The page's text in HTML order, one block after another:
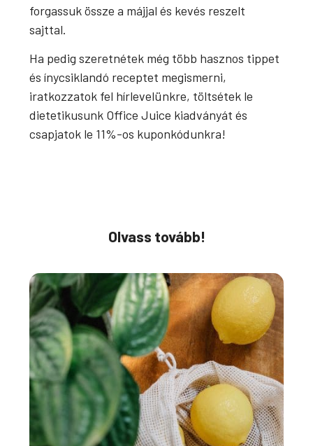
forgassuk össze a májjal és kevés reszelt
sajttal.
Ha pedig szeretnétek még több hasznos tippet
és ínycsiklandó receptet megismerni,
iratkozzatok fel hírlevelünkre, töltsétek le
dietetikusunk Office Juice kiadványát és
csapjatok le 11%-os kuponkódunkra!
Olvass tovább!